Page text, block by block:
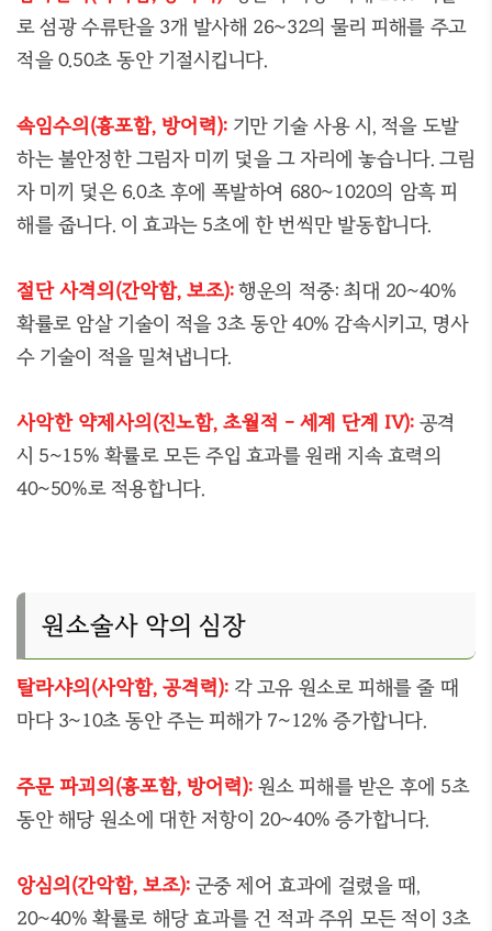
로 섬광 수류탄을 3개 발사해 26~32의 물리 피해를 주고
적을 0.50초 동안 기절시킵니다.
속임수의(흉포함, 방어력): 기만 기술 사용 시, 적을 도발
하는 불안정한 그림자 미끼 덫을 그 자리에 놓습니다. 그림
자 미끼 덫은 6.0초 후에 폭발하여 680~1020의 암흑 피
해를 줍니다. 이 효과는 5초에 한 번씩만 발동합니다.
절단 사격의(간악함, 보조):행운의 적중: 최대 20~40%
확률로 암살 기술이 적을 3초 동안 40% 감속시키고, 명사
수 기술이 적을 밀쳐냅니다.
사악한 약제사의(진노함, 초월적 - 세계 단계 IV): 공격
시 5~15% 확률로 모든 주입 효과를 원래 지속 효력의
40~50%로 적용합니다.
원소술사 악의 심장
탈라샤의(사악함, 공격력): 각 고유 원소로 피해를 줄 때
마다 3~10초 동안 주는 피해가 7~12% 증가합니다.
주문 파괴의(흉포함, 방어력): 원소 피해를 받은 후에 5초
동안 해당 원소에 대한 저항이 20~40% 증가합니다.
앙심의(간악함, 보조): 군중 제어 효과에 걸렸을 때,
20~40% 확률로 해당 효과를 건 적과 주위 모든 적이 3초